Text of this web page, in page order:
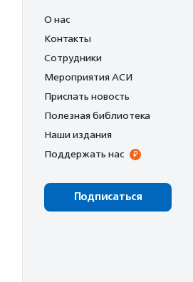
О нас
Контакты
Сотрудники
Мероприятия АСИ
Прислать новость
Полезная библиотека
Наши издания
Поддержать нас
Подписаться